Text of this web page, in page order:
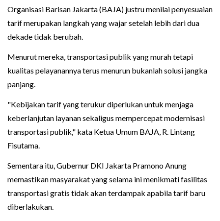
Organisasi Barisan Jakarta (BAJA) justru menilai penyesuaian
tarif merupakan langkah yang wajar setelah lebih dari dua
dekade tidak berubah.
Menurut mereka, transportasi publik yang murah tetapi
kualitas pelayanannya terus menurun bukanlah solusi jangka
panjang.
"Kebijakan tarif yang terukur diperlukan untuk menjaga
keberlanjutan layanan sekaligus mempercepat modernisasi
transportasi publik," kata Ketua Umum BAJA, R. Lintang
Fisutama.
Sementara itu, Gubernur DKI Jakarta Pramono Anung
memastikan masyarakat yang selama ini menikmati fasilitas
transportasi gratis tidak akan terdampak apabila tarif baru
diberlakukan.